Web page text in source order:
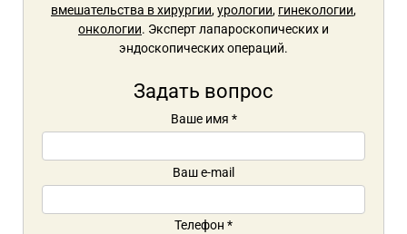
вмешательства в хирургии,урологии, гинекологии,
онкологии. Эксперт лапароскопических и
эндоскопических операций.
Задать вопрос
Ваше имя *
Ваш e-mail
Телефон *